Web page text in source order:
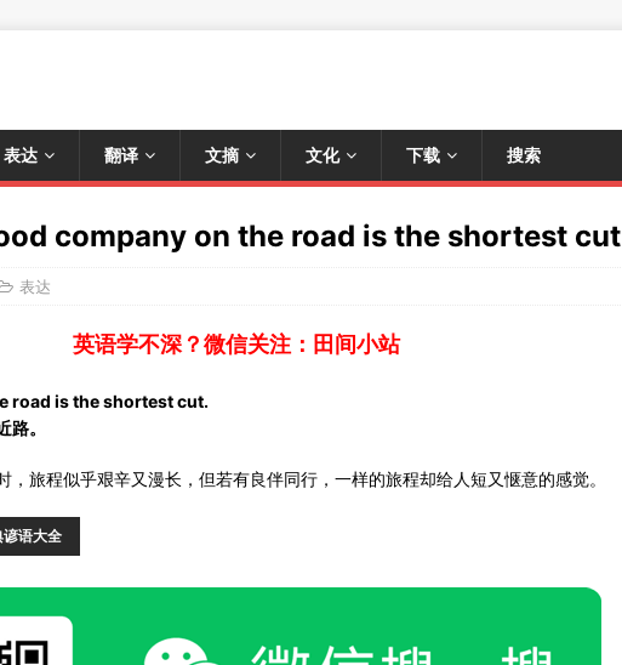
表达 翻译 文摘 文化 下载 搜索
company on the road is the shortest cut
表达
英语学不深？微信关注：田间小站
road is the shortest cut.
。
，旅程似乎艰辛又漫长，但若有良伴同行，一样的旅程却给人短又惬意的感觉。
语大全